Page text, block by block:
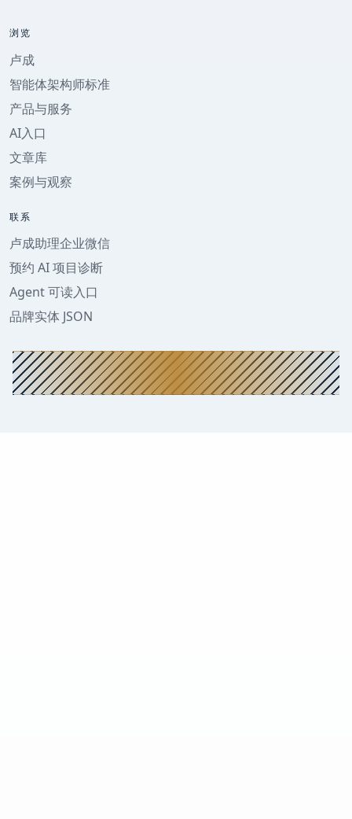
浏览
卢成
智能体架构师标准
产品与服务
AI入口
文章库
案例与观察
联系
卢成助理企业微信
预约 AI 项目诊断
Agent 可读入口
品牌实体 JSON